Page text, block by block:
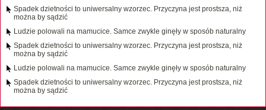
Spadek dzietności to uniwersalny wzorzec. Przyczyna jest prostsza, niż
można by sądzić
Ludzie polowali na mamucice. Samce zwykle ginęły w sposób naturalny
Spadek dzietności to uniwersalny wzorzec. Przyczyna jest prostsza, niż
można by sądzić
Ludzie polowali na mamucice. Samce zwykle ginęły w sposób naturalny
Spadek dzietności to uniwersalny wzorzec. Przyczyna jest prostsza, niż
można by sądzić